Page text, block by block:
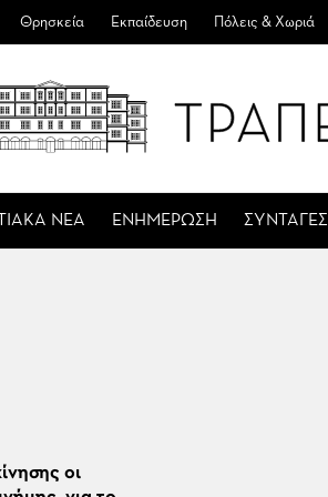
Θρησκεία Εκπαίδευση Πόλεις & Χωριά
ΝΕΑ ΕΝΗΜΕΡΩΣΗ ΣΥΝΤΑΓΕΣ
οι